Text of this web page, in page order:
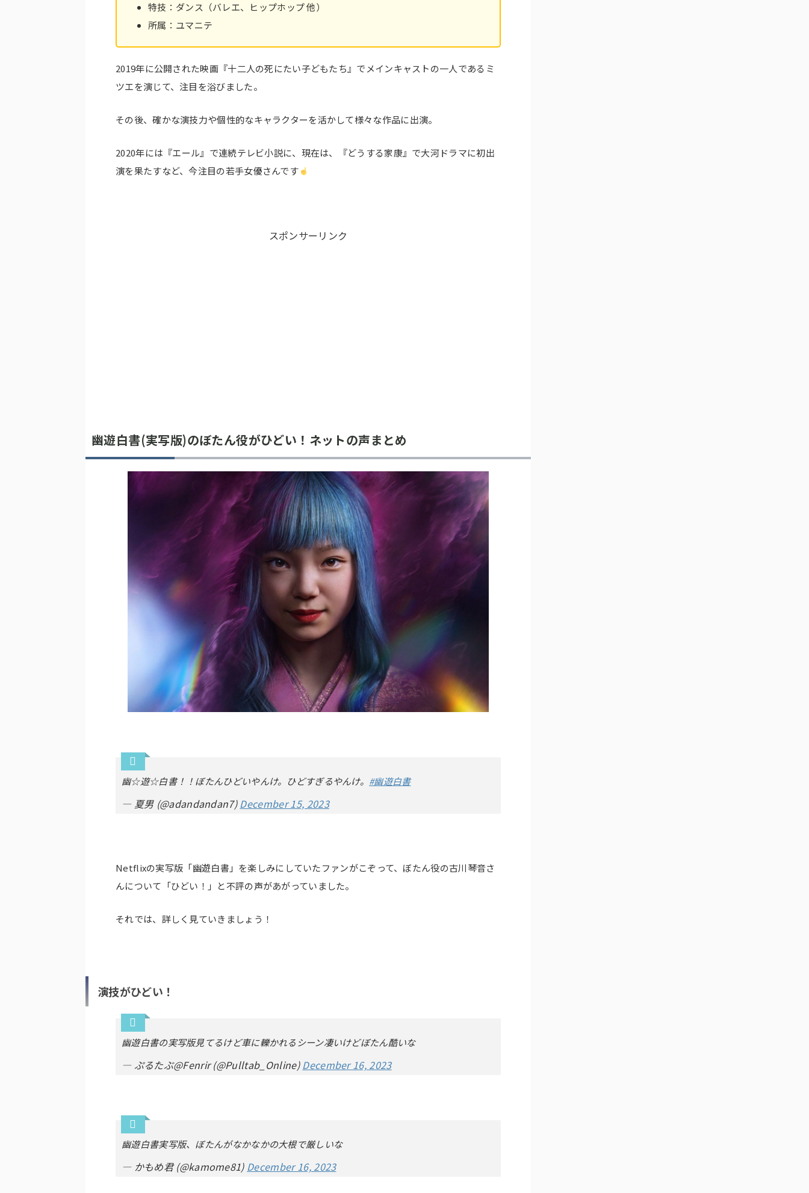
特技：ダンス（バレエ、ヒップホップ 他）
所属：ユマニテ
2019年に公開された映画『十二人の死にたい子どもたち』でメインキャストの一人であるミ
ツエを演じて、注目を浴びました。
その後、確かな演技力や個性的なキャラクターを活かして様々な作品に出演。
2020年には『エール』で連続テレビ小説に、現在は、『どうする家康』で大河ドラマに初出
演を果たすなど、今注目の若手女優さんです
スポンサーリンク
幽遊白書(実写版)のぼたん役がひどい！ネットの声まとめ
幽☆遊☆白書！！ぼたんひどいやんけ。ひどすぎるやんけ。 #幽遊白書
— 夏男 (@adandandan7) December 15, 2023
Netflixの実写版「幽遊白書」を楽しみにしていたファンがこぞって、ぼたん役の古川琴音さ
んについて「ひどい！」と不評の声があがっていました。
それでは、詳しく見ていきましょう！
演技がひどい！
幽遊白書の実写版見てるけど車に轢かれるシーン凄いけどぼたん酷いな
— ぷるたぶ@Fenrir (@Pulltab_Online) December 16, 2023
幽遊白書実写版、ぼたんがなかなかの大根で厳しいな
— かもめ君 (@kamome81) December 16, 2023